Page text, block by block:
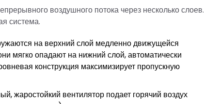
воздушного потока через несколько слоев.
система.
на верхний слой медленно движущейся
мягко опадают на нижний слой, автоматически
конструкция максимизирует пропускную
жаростойкий вентилятор подает горячий воздух